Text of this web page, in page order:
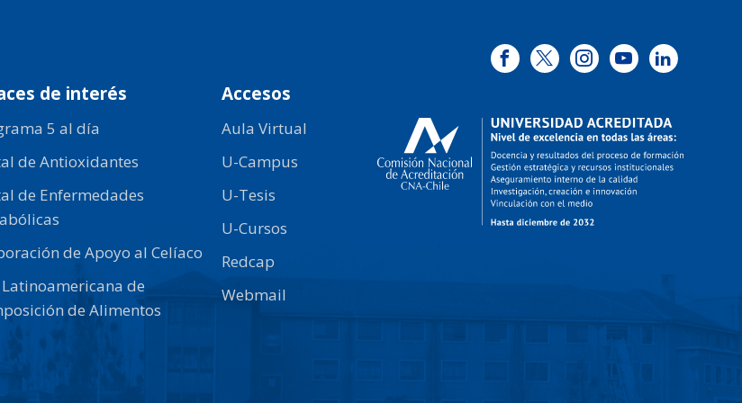
de interés
5 al día
de Antioxidantes
de Enfermedades
de Apoyo al Celíaco
Latinoamericana de
de Alimentos
Accesos
Aula Virtual
U-Campus
U-Tesis
U-Cursos
Redcap
Webmail